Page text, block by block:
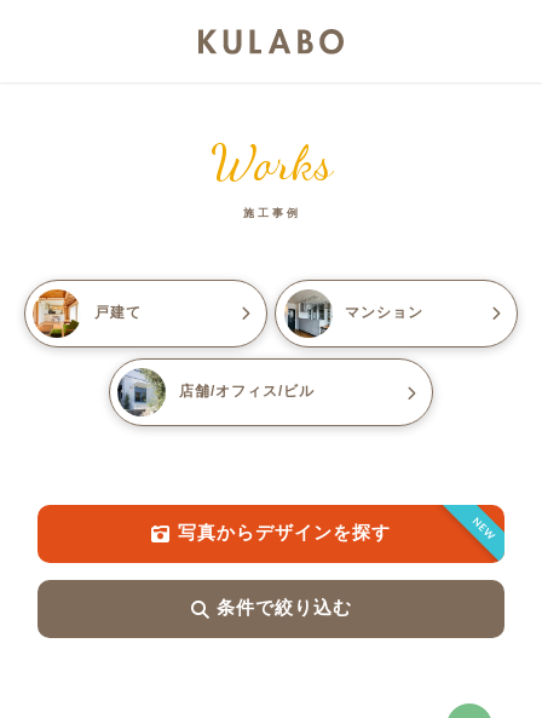
Works
施工事例
戸建て マンション
店舗/オフィス/ビル
NEW
写真からデザインを探す
条件で絞り込む